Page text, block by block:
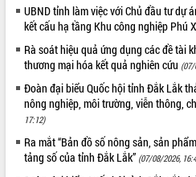
Phó Chủ tịch UBND tỉnh Đắk Lắk
Trương Công Thái kiểm tra thực địa
Dự án cao tốc Khánh Hòa - Buôn Ma
Thuột
sản sống” trong dòng chảy toàn cầu
Xây dựng nông thôn mới: Nâng cao đời
sống người dân từ những mô hình thiết
thực
Quyết liệt tháo gỡ vướng mắc, đẩy
UBND tỉnh làm việc với Chủ đầu tư dự
kết cấu hạ tầng Khu công nghiệp Phú
Rà soát hiệu quả ứng dụng các đề tài
thương mại hóa kết quả nghiên cứu
Đoàn đại biểu Quốc hội tỉnh Đắk Lắk
nông nghiệp, môi trường, viễn thông,
17:12)
Ra mắt “Bản đồ số nông sản, sản
tảng số của tỉnh Đắk Lắk” (07/08/2026,